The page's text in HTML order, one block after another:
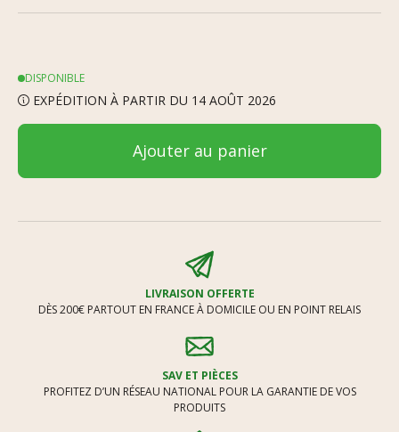
DISPONIBLE
EXPÉDITION À PARTIR DU 14 AOÛT 2026
Ajouter au panier
LIVRAISON OFFERTE
DÈS 200€ PARTOUT EN FRANCE À DOMICILE OU EN POINT RELAIS
SAV ET PIÈCES
PROFITEZ D’UN RÉSEAU NATIONAL POUR LA GARANTIE DE VOS
PRODUITS